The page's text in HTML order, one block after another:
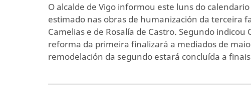
O alcalde de Vigo informou este luns do
estimado nas obras de humanización da terceira
Camelias e de Rosalía de Castro. Segundo indicou
reforma da primeira finalizará a mediados de
remodelación da segundo estará concluída a